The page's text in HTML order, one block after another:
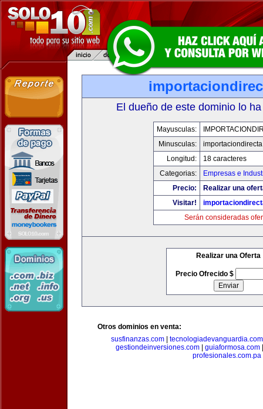
El dueño de este dominio lo
Mayusculas:
Minusculas:
Longitud:
18 caracteres
Categorias:
Empresas e
Precio:
Realizar una
Visitar!
Serán consideradas
Realizar una Oferta
Precio Ofrecido $
Otros dominios en venta:
susfinanzas.com| tecnologiadevanguardia.com
gestiondeinversiones.com| guiaformosa.com
profesionales.com.pa